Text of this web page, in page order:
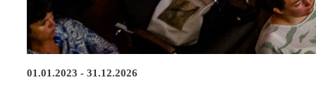
01.01.2023 - 31.12.2026